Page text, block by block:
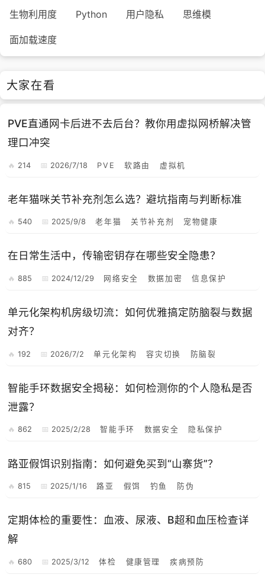
生物利用度 Python 用户隐私 思维模
面加载速度
大家在看
PVE直通网卡后进不去后台？教你用虚拟网桥解决管
理口冲突
214 2026/7/18 PVE 软路由 虚拟机
老年猫咪关节补充剂怎么选？避坑指南与判断标准
540 2025/9/8 老年猫 关节补充剂 宠物健康
在日常生活中，传输密钥存在哪些安全隐患？
885 2024/12/29 网络安全 数据加密 信息保护
单元化架构机房级切流：如何优雅搞定防脑裂与数据
对齐？
192 2026/7/2 单元化架构 容灾切换 防脑裂
智能手环数据安全揭秘：如何检测你的个人隐私是否
泄露？
862 2025/2/28 智能手环 数据安全 隐私保护
路亚假饵识别指南：如何避免买到“山寨货”？
815 2025/1/16 路亚 假饵 钓鱼 防伪
定期体检的重要性：血液、尿液、B超和血压检查详
解
680 2025/3/12 体检 健康管理 疾病预防